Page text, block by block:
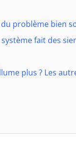
problème bien
fait des
plus ? Les